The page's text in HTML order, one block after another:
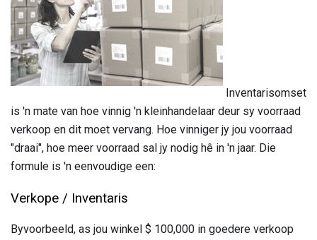
Inventarisomset
is 'n mate van hoe vinnig 'n kleinhandelaar deur sy voorraad
verkoop en dit moet vervang. Hoe vinniger jy jou voorraad
"draai", hoe meer voorraad sal jy nodig hê in 'n jaar. Die
formule is 'n eenvoudige een:
Verkope / Inventaris
Byvoorbeeld, as jou winkel $ 100,000 in goedere verkoop